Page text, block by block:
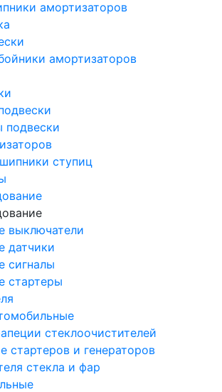
амортизаторов
амортизаторов
подвески
ступиц
выключатели
датчики
сигналы
стартеры
стеклоочистителей
стартеров и генераторов
стекла и фар